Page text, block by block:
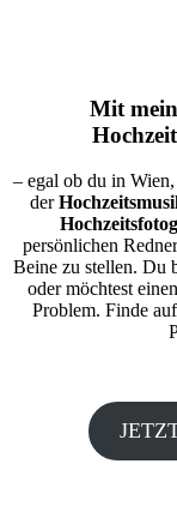
Mit
– egal ob du in
der
persönlichen
Beine zu stellen. Du
oder möchtest einen
Problem. Finde auf